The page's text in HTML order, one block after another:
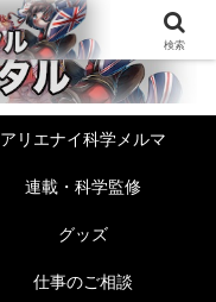
アリエナイ科学メルマ
連載・科学監修
グッズ
仕事のご相談
検索